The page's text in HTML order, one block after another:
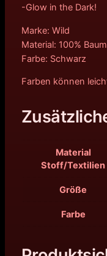
-Glow in the Dark!
Marke: Wild
Material: 100%
Farbe: Schwarz
Farben können
Material
Stoff/Textilien
Größe
Farbe